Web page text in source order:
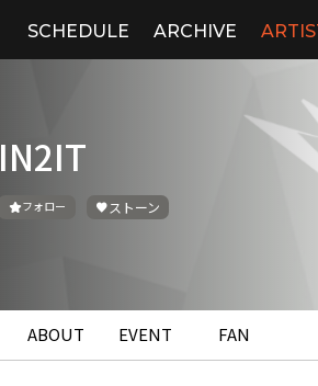
SCHEDULE ARCHIVE
IN2IT
フォロー ストーン
ABOUT EVENT FAN